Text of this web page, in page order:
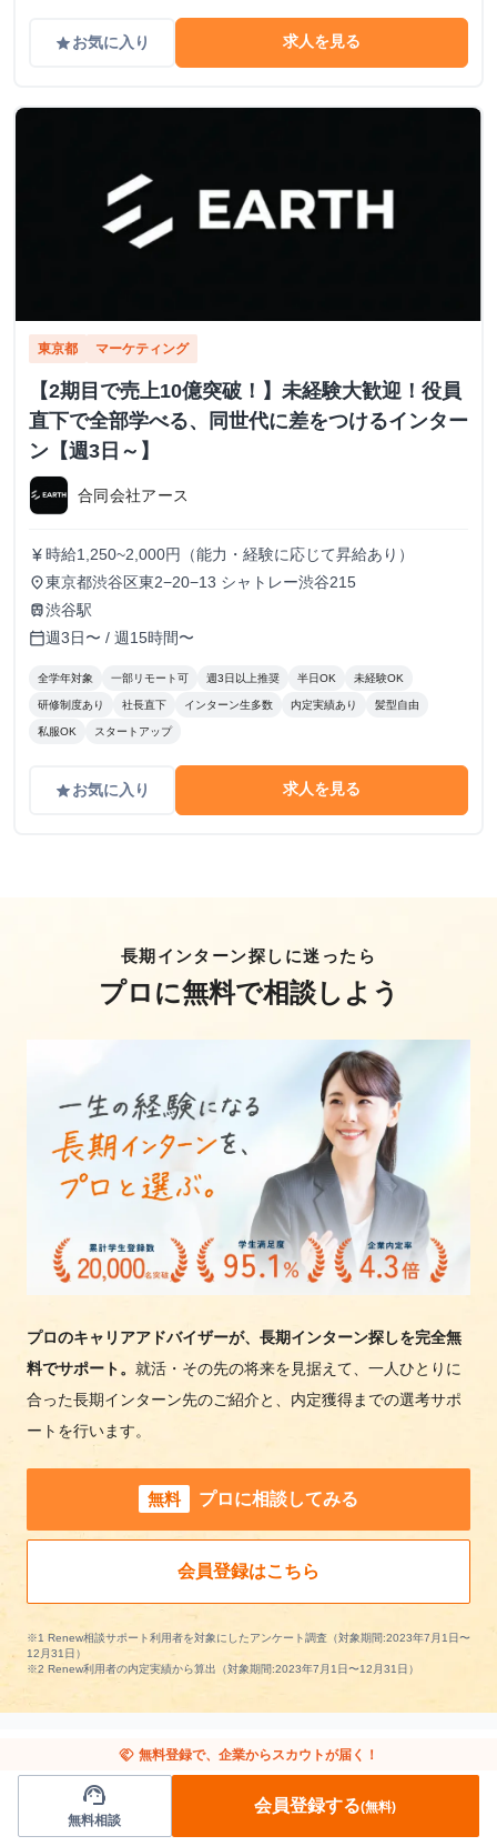
gradeお気に入り 求人を見る
東京都 マーケティング
【2期目で売上10億突破！】未経験大歓迎！役員
直下で全部学べる、同世代に差をつけるインター
ン【週3日～】
合同会社アース
currency_yen 時給1,250~2,000円（能力・経験に応じて昇給あり）
place東京都渋谷区東2−20−13 シャトレー渋谷215
train渋谷駅
calendar_today週3日〜 / 週15時間〜
全学年対象 一部リモート可 週3日以上推奨 半日OK 未経験OK
研修制度あり 社長直下 インターン生多数 内定実績あり 髪型自由
私服OK スタートアップ
gradeお気に入り 求人を見る
長期インターン探しに迷ったら
プロに無料で相談しよう
プロのキャリアアドバイザーが、長期インターン探しを完全無
料でサポート。 就活・その先の将来を見据えて、一人ひとりに
合った長期インターン先のご紹介と、内定獲得までの選考サポ
ートを行います。
無料 プロに相談してみる
会員登録はこちら
※1 Renew相談サポート利用者を対象にしたアンケート調査（対象期間:2023年7月1日〜
12月31日）
※2 Renew利用者の内定実績から算出（対象期間:2023年7月1日〜12月31日）
他の条件から長期インターンを探す
handshake 無料登録で、企業からスカウトが届く！
support_agent
無料相談
会員登録する(無料)